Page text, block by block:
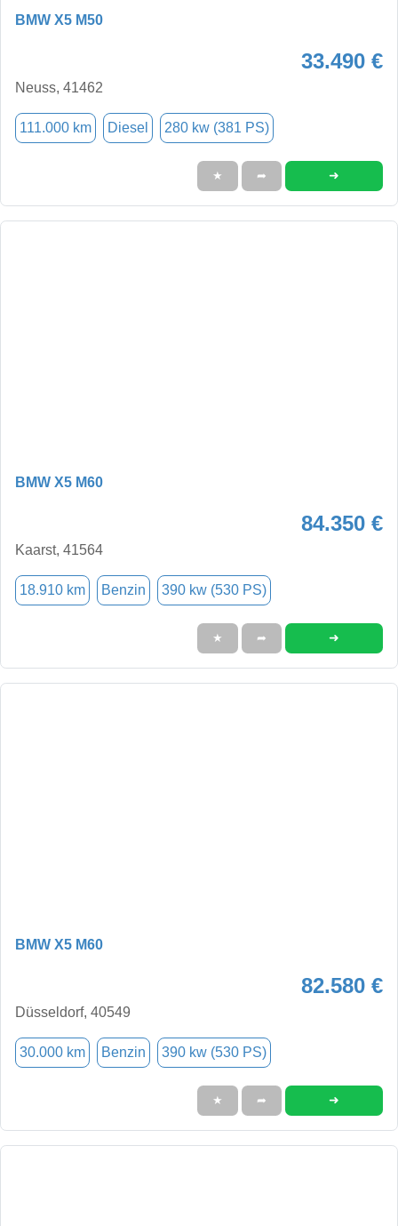
BMW X5 M50
33.490 €
Neuss, 41462
111.000 km Diesel 280 kw (381 PS)
★ ➦ ➜
BMW X5 M60
84.350 €
Kaarst, 41564
18.910 km Benzin 390 kw (530 PS)
★ ➦ ➜
BMW X5 M60
82.580 €
Düsseldorf, 40549
30.000 km Benzin 390 kw (530 PS)
★ ➦ ➜